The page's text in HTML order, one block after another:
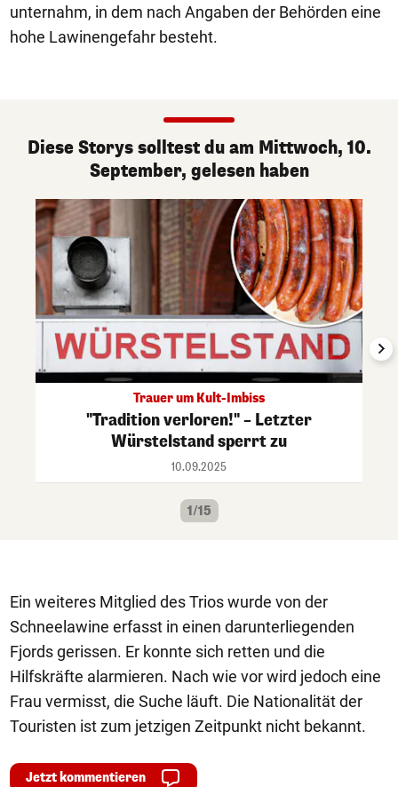
unternahm, in dem nach Angaben der Behörden eine
hohe Lawinengefahr besteht.
Diese Storys solltest du am Mittwoch, 10.
September, gelesen haben
Trauer um Kult-Imbiss
"Tradition verloren!" – Letzter
Würstelstand sperrt zu
10.09.2025
1/15
Ein weiteres Mitglied des Trios wurde von der
Schneelawine erfasst in einen darunterliegenden
Fjords gerissen. Er konnte sich retten und die
Hilfskräfte alarmieren. Nach wie vor wird jedoch eine
Frau vermisst, die Suche läuft. Die Nationalität der
Touristen ist zum jetzigen Zeitpunkt nicht bekannt.
Jetzt kommentieren